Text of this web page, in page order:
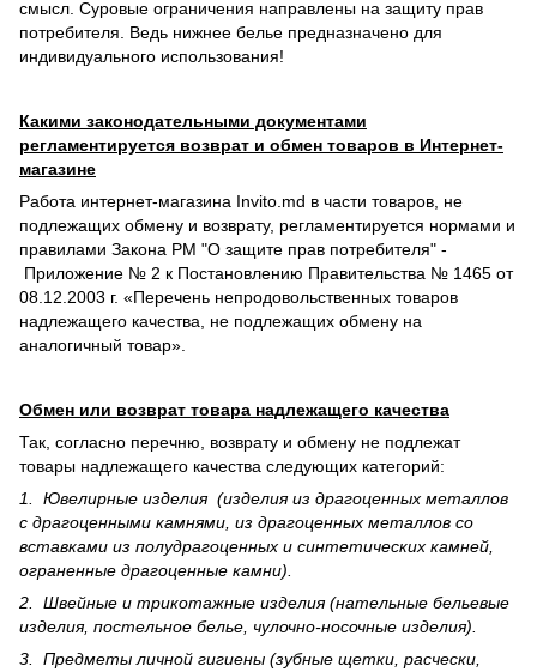
смысл. Суровые ограничения направлены на защиту прав
потребителя. Ведь нижнее белье предназначено для
индивидуального использования!
Какими законодательными документами
регламентируется возврат и обмен товаров в Интернет-
магазине
Работа интернет-магазина Invito.md в части товаров, не
подлежащих обмену и возврату, регламентируется нормами и
правилами Закона РМ "О защите прав потребителя" -
Приложение № 2 к Постановлению Правительства № 1465 от
08.12.2003 г. «Перечень непродовольственных товаров
надлежащего качества, не подлежащих обмену на
аналогичный товар».
Обмен или возврат товара надлежащего качества
Так, согласно перечню, возврату и обмену не подлежат
товары надлежащего качества следующих категорий:
1. Ювелирные изделия (изделия из драгоценных металлов
с драгоценными камнями, из драгоценных металлов со
вставками из полудрагоценных и синте­тических камней,
ограненные драгоценные камни).
2. Швейные и трикотажные изделия (нательные бельевые
изделия, постельное белье, чулочно-носочные изделия).
3. Предметы личной гигиены (зубные щетки, расчески,